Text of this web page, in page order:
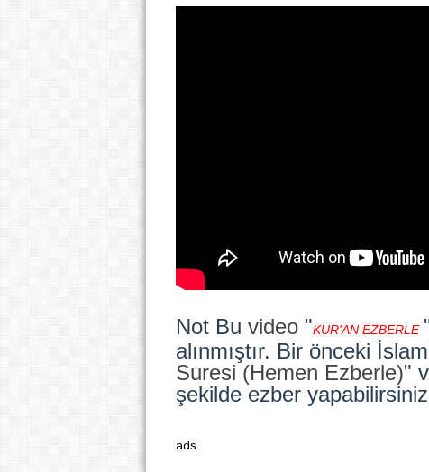
Not Bu video"KUR'AN EZBERLE
alınmıştır. Bir önceki
Suresi (Hemen Ezberle)"
şekilde ezber
ads